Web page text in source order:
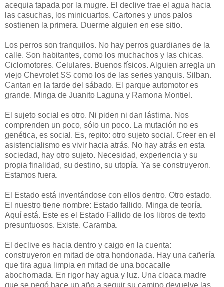
acequia tapada por la mugre. El declive trae el agua hacia
las casuchas, los minicuartos. Cartones y unos palos
sostienen la primera. Duerme alguien en ese sitio.
Los perros son tranquilos. No hay perros guardianes de la
calle. Son habitantes, como los muchachos y las chicas.
Ciclomotores. Celulares. Buenos físicos. Alguien arregla un
viejo Chevrolet SS como los de las series yanquis. Silban.
Cantan en la tarde del sábado. El parque automotor es
grande. Minga de Juanito Laguna y Ramona Montiel.
El sujeto social es otro. Ni piden ni dan lástima. Nos
comprenden un poco, sólo un poco. La mutación no es
genética, es social. Es, repito: otro sujeto social. Creer en el
asistencialismo es vivir hacia atrás. No hay atrás en esta
sociedad, hay otro sujeto. Necesidad, experiencia y su
propia finalidad, su destino, su utopía. Ya se construyeron.
Estamos fuera.
El Estado está inventándose con ellos dentro. Otro estado.
El nuestro tiene nombre: Estado fallido. Minga de teoría.
Aquí está. Este es el Estado Fallido de los libros de texto
presuntuosos. Existe. Caramba.
El declive es hacia dentro y caigo en la cuenta:
construyeron en mitad de otra hondonada. Hay una cañería
que tira agua limpia en mitad de una bocacalle
abochornada. En rigor hay agua y luz. Una cloaca madre
que se negó hace un año a seguir su camino devuelve las